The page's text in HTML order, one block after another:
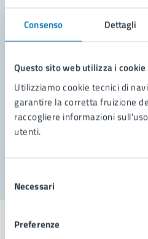
Consenso Dettagli
Questo sito web utilizza i cookie
Utilizziamo cookie tecnici di
garantire la corretta fruizione
raccogliere informazioni
utenti.
delNecessari
Preferenze
Leggi le domande frequenti
Richiedi assistenza
Prenota appuntamento
Problemi in città